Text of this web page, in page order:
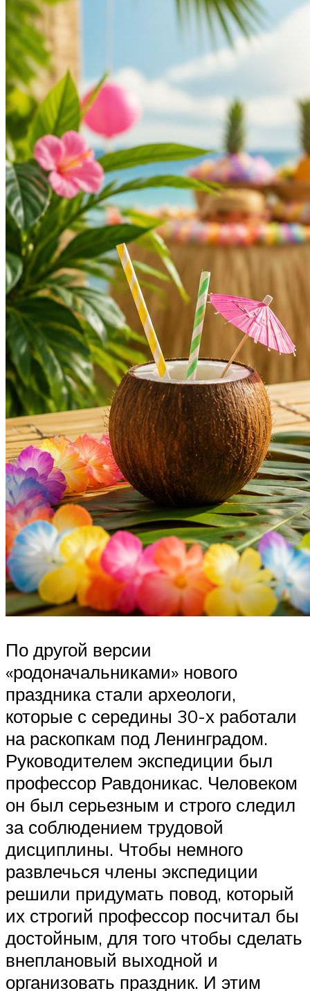
По другой версии
«родоначальниками» нового
праздника стали археологи,
которые с середины 30-х работали
на раскопкам под Ленинградом.
Руководителем экспедиции был
профессор Равдоникас. Человеком
он был серьезным и строго следил
за соблюдением трудовой
дисциплины. Чтобы немного
развлечься члены экспедиции
решили придумать повод, который
их строгий профессор посчитал бы
достойным, для того чтобы сделать
внеплановый выходной и
организовать праздник. И этим